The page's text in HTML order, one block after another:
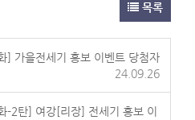
목록
] 가을전세기 홍보 이벤트 당첨자
24.09.26
-2탄] 여강[리장] 전세기 홍보 이